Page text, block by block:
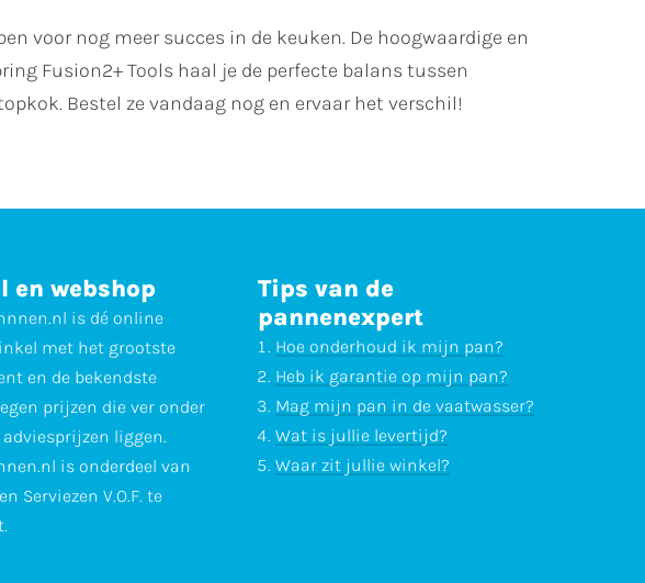
voor nog meer succes in de keuken. De hoogwaardige en
Fusion2+ Tools haal je de perfecte balans tussen
Bestel ze vandaag nog en ervaar het verschil!
en webshop
is dé online
met het grootste
en de bekendste
prijzen die ver onder
liggen.
is onderdeel van
Serviezen V.O.F. te
Tips van de
pannenexpert
Hoe onderhoud ik mijn pan?
Heb ik garantie op mijn pan?
Mag mijn pan in de vaatwasser?
Wat is jullie levertijd?
Waar zit jullie winkel?